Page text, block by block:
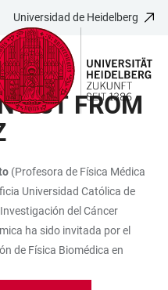
Universidad de Heidelberg
FROM
(Profesora de Física Médica
Universidad Católica de
del Cáncer
ha sido invitada por el
de Física Biomédica en